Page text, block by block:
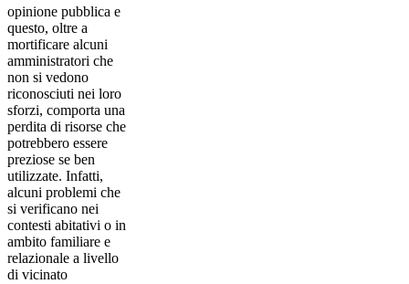
opinione pubblica e
questo, oltre a
mortificare alcuni
amministratori che
non si vedono
riconosciuti nei loro
sforzi, comporta una
perdita di risorse che
potrebbero essere
preziose se ben
utilizzate. Infatti,
alcuni problemi che
si verificano nei
contesti abitativi o in
ambito familiare e
relazionale a livello
di vicinato